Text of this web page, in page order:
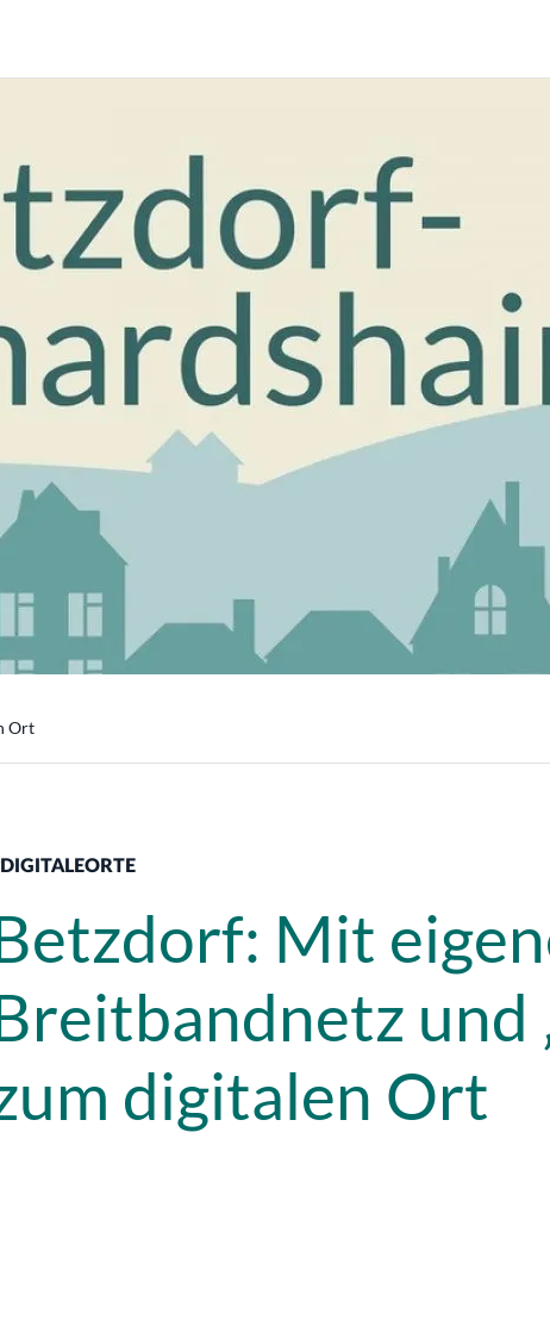
Ort
Mit
und
digitalen Ort